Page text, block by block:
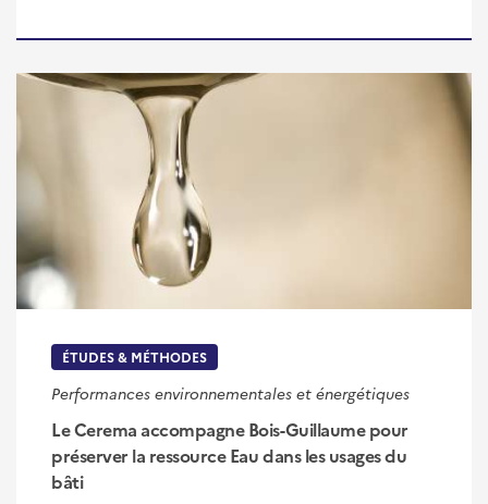
ÉTUDES & MÉTHODES
Performances environnementales et énergétiques
Le Cerema accompagne Bois-Guillaume pour
préserver la ressource Eau dans les usages du
bâti